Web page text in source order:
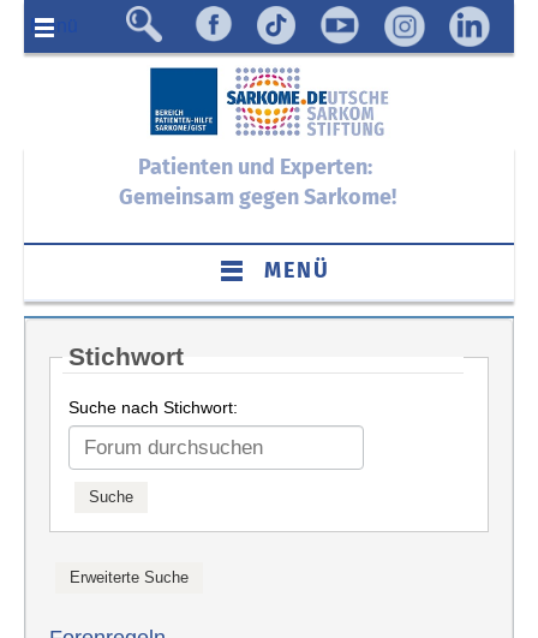
Menü
Patienten und Experten:
Gemeinsam gegen Sarkome!
MENÜ
Stichwort
Suche nach Stichwort: